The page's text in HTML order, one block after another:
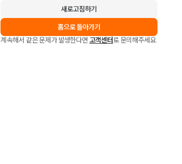
새로고침하기
홈으로 돌아가기
계속해서 같은 문제가 발생한다면 고객센터로 문의해주세요.